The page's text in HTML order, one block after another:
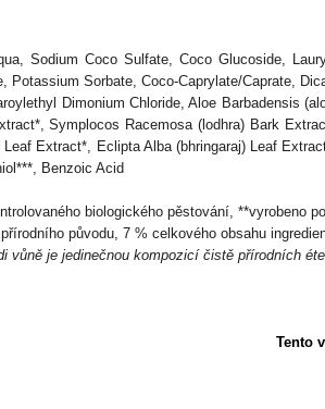
Sodium Coco Sulfate, Coco Glucoside,
Potassium Sorbate, Coco-Caprylate/Caprate,
Dimonium Chloride, Aloe Barbadensis
Symplocos Racemosa (lodhra) Bark
Leaf Extract*, Eclipta Alba (bhringaraj) Leaf
Benzoic Acid
biologického pěstování, **vyrobeno
původu, 7 % celkového obsahu
vůně je jedinečnou kompozicí čistě přírodních
Tento